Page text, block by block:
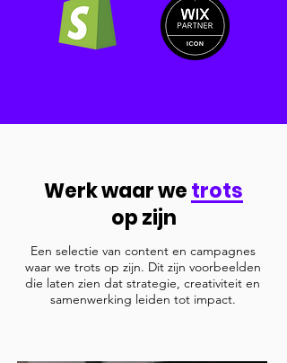
Werk waar wetrots
op zijn
Een selectie van content en campagnes
waar we trots op zijn. Dit zijn voorbeelden
die laten zien dat strategie, creativiteit en
samenwerking leiden tot impact.